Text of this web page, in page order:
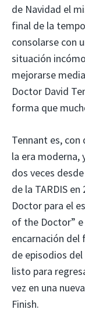
de Navidad el
final de la
consolarse con
situación
mejorarse
Doctor David
forma que
Tennant es,
la era moderna,
dos veces
de la TARDIS
Doctor para el
of the Doctor”
encarnación del
de episodios del
listo para
vez en una
Finish.